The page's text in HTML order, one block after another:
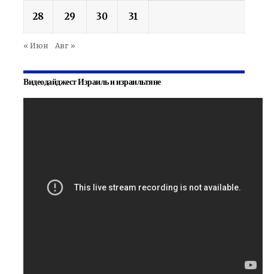
28 29 30 31
« Июн Авг »
Видеодайджест Израиль и израильтяне